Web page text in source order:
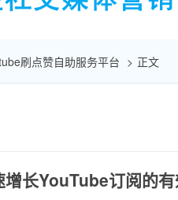
刷点赞自助服务平台 正文
增长YouTube订阅的